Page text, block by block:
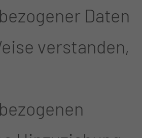
Daten
verstanden,